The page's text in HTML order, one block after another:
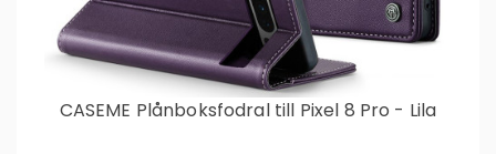
CASEME Plånboksfodral till Pixel 8 Pro - Lila